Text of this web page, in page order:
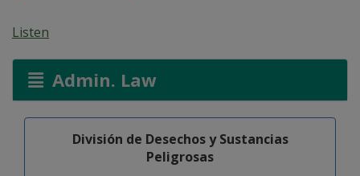
Listen
Admin. Law
División de Desechos y Sustancias
Peligrosas